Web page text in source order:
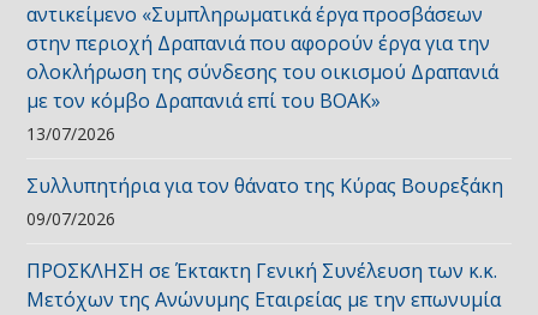
αντικείμενο «Συμπληρωματικά έργα προσβάσεων
στην περιοχή Δραπανιά που αφορούν έργα για την
ολοκλήρωση της σύνδεσης του οικισμού Δραπανιά
με τον κόμβο Δραπανιά επί του ΒΟΑΚ»
13/07/2026
Συλλυπητήρια για τον θάνατο της Κύρας Βουρεξάκη
09/07/2026
ΠΡΟΣΚΛΗΣΗ σε Έκτακτη Γενική Συνέλευση των κ.κ.
Μετόχων της Ανώνυμης Εταιρείας με την επωνυμία